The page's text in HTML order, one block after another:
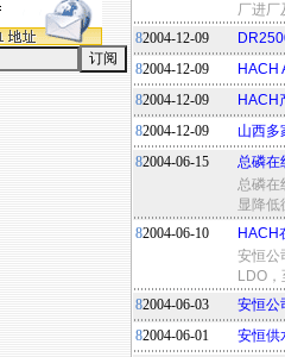
厂进厂
82004-12-09
82004-12-09
HACH
82004-12-09
HACH
82004-12-09
山西多
82004-06-15
总磷在
总磷在
显降
82004-06-10
HACH
安恒公
LDO
82004-06-03
安恒公
82004-06-01
安恒供